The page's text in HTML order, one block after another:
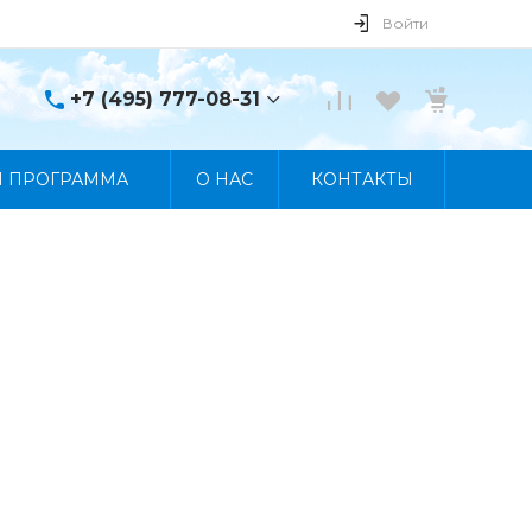
Войти
+7 (495) 777-08-31
+7 (495) 777-08-31
ПРОГРАММА О НАС КОНТАКТЫ